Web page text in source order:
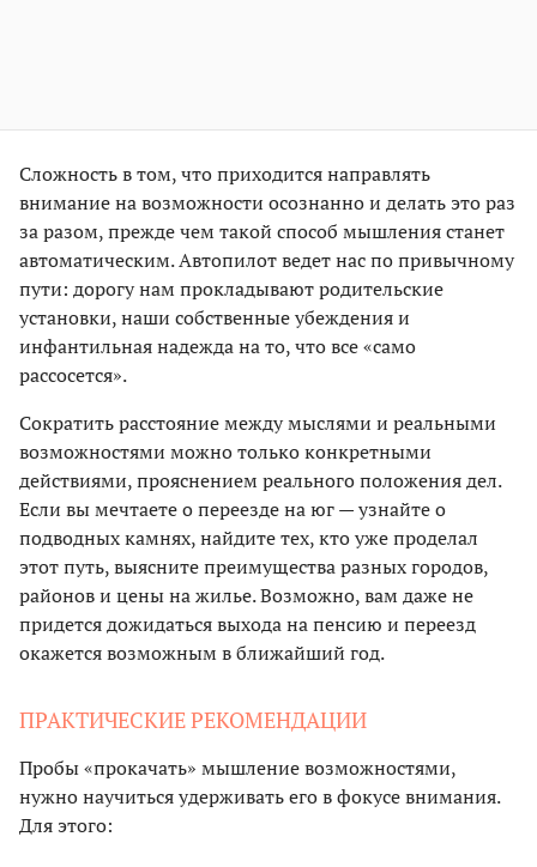
Сложность в том, что приходится направлять
внимание на возможности осознанно и делать это раз
за разом, прежде чем такой способ мышления станет
автоматическим. Автопилот ведет нас по привычному
пути: дорогу нам прокладывают родительские
установки, наши собственные убеждения и
инфантильная надежда на то, что все «само
рассосется».
Сократить расстояние между мыслями и реальными
возможностями можно только конкретными
действиями, прояснением реального положения дел.
Если вы мечтаете о переезде на юг — узнайте о
подводных камнях, найдите тех, кто уже проделал
этот путь, выясните преимущества разных городов,
районов и цены на жилье. Возможно, вам даже не
придется дожидаться выхода на пенсию и переезд
окажется возможным в ближайший год.
ПРАКТИЧЕСКИЕ РЕКОМЕНДАЦИИ
Пробы «прокачать» мышление возможностями,
нужно научиться удерживать его в фокусе внимания.
Для этого: